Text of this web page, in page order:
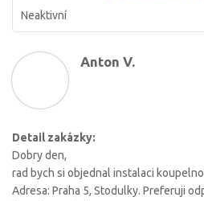
Neaktivní
Anton V.
Detail zakázky:
Dobry den,
rad bych si objednal instalaci
Adresa: Praha 5, Stodulky. Preferuji